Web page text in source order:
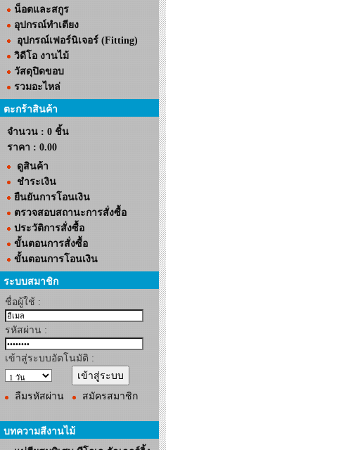
น็อตและสกูร
อุปกรณ์ทำเตียง
อุปกรณ์เฟอร์นิเจอร์ (Fitting)
วิดีโอ งานไม้
วัสดุปิดขอบ
รวมอะไหล่
ตะกร้าสินค้า
จำนวน : 0 ชิ้น
ราคา : 0.00
ดูสินค้า
ชำระเงิน
ยืนยันการโอนเงิน
ตรวจสอบสถานะการสั่งซื้อ
ประวัติการสั่งซื้อ
ขั้นตอนการสั่งซื้อ
ขั้นตอนการโอนเงิน
ระบบสมาชิก
ชื่อผู้ใช้ :
รหัสผ่าน :
เข้าสู่ระบบอัตโนมัติ :
ลืมรหัสผ่าน สมัครสมาชิก
บทความสีงานไม้